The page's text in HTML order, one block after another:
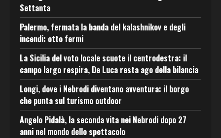
Settanta
Palermo, fermata la banda del kalashnikov e degli
incendi: otto fermi
La Sicilia del voto locale scuote il centrodestra: il
campo largo respira, De Luca resta ago della bilancia
Longi, dove i Nebrodi diventano avventura: il borgo
che punta sul turismo outdoor
Angelo Pidalà, la seconda vita nei Nebrodi dopo 27
anni nel mondo dello spettacolo